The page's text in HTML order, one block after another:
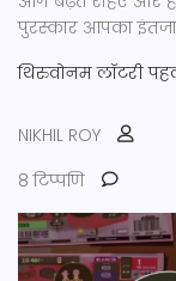
पुरस्कार आपका
थिरुवोनम लॉटरी
NIKHIL ROY
8 टिप्पणि